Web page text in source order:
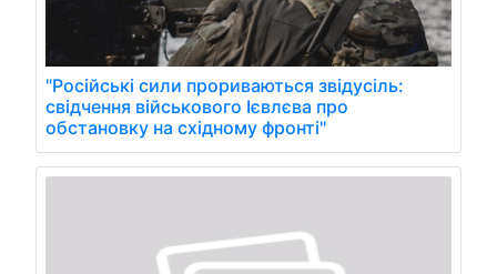
"Російські сили прориваються звідусіль:
свідчення військового Ієвлєва про
обстановку на східному фронті"